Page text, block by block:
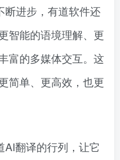
断进步，有道软件还
智能的语境理解、更
富的多媒体交互。这
简单、更高效，也更
AI翻译的行列，让它